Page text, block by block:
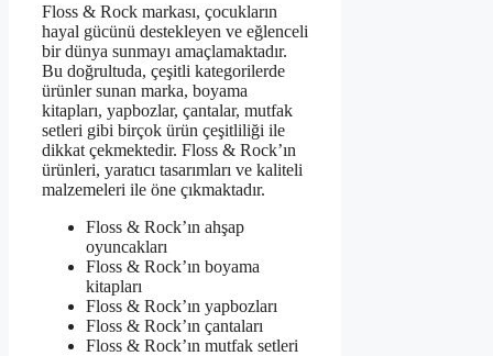
Floss & Rock markası, çocukların
hayal gücünü destekleyen ve eğlenceli
bir dünya sunmayı amaçlamaktadır.
Bu doğrultuda, çeşitli kategorilerde
ürünler sunan marka, boyama
kitapları, yapbozlar, çantalar, mutfak
setleri gibi birçok ürün çeşitliliği ile
dikkat çekmektedir. Floss & Rock’ın
ürünleri, yaratıcı tasarımları ve kaliteli
malzemeleri ile öne çıkmaktadır.
Floss & Rock’ın ahşap
oyuncakları
Floss & Rock’ın boyama
kitapları
Floss & Rock’ın yapbozları
Floss & Rock’ın çantaları
Floss & Rock’ın mutfak setleri